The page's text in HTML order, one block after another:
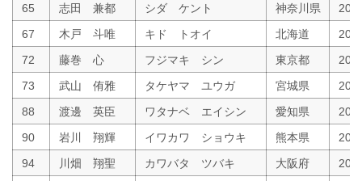
65
志田 兼都 シダ ケント 神奈川県
67
木戸 斗唯 キド トオイ 北海道
72
藤巻 心 フジマキ シン 東京都
73
武山 侑雅 タケヤマ ユウガ 宮城県
88
渡邊 英臣 ワタナベ エイシン 愛知県
90
岩川 翔輝 イワカワ ショウキ 熊本県
94
川畑 翔聖 カワバタ ツバキ 大阪府